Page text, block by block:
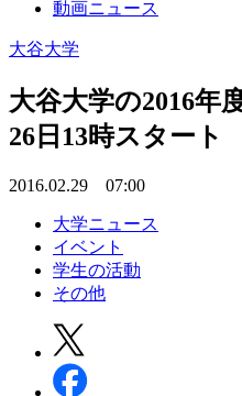
動画ニュース
大谷大学
大谷大学の2016年
26日13時スタート
2016.02.29 07:00
大学ニュース
イベント
学生の活動
その他